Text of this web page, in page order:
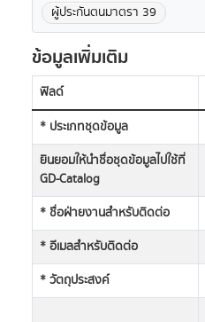
ผู้ประกันตนมาตรา 39
ข้อมูลเพิ่มเติม
ฟิลด์
* ประเภทชุดข้อมูล
ยินยอมให้นำชื่อชุดข้อมูลไปใช้ที่
GD-Catalog
* ชื่อฝ่ายงานสำหรับติดต่อ
* อีเมลสำหรับติดต่อ
* วัตถุประสงค์